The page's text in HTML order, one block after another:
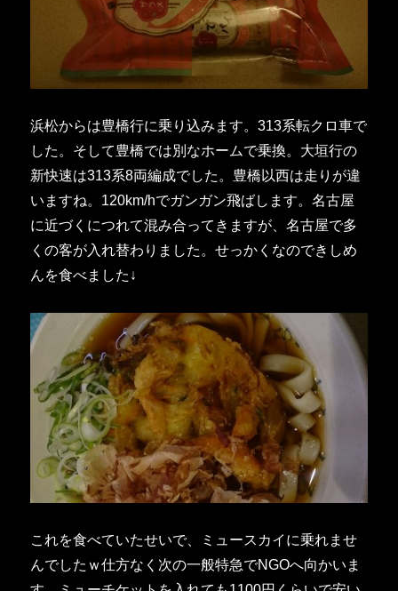
浜松からは豊橋行に乗り込みます。313系転クロ車で
した。そして豊橋では別なホームで乗換。大垣行の
新快速は313系8両編成でした。豊橋以西は走りが違
いますね。120km/hでガンガン飛ばします。名古屋
に近づくにつれて混み合ってきますが、名古屋で多
くの客が入れ替わりました。せっかくなのできしめ
んを食べました↓
これを食べていたせいで、ミュースカイに乗れませ
んでしたｗ仕方なく次の一般特急でNGOへ向かいま